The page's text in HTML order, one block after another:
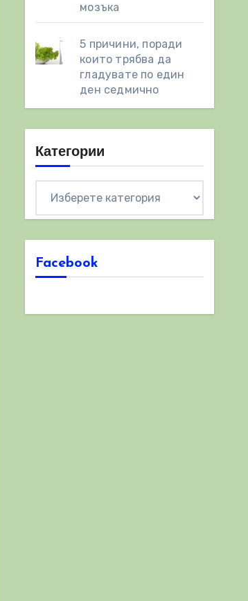
мозъка
5 причини, поради
които трябва да
гладувате по един
ден седмично
Категории
Facebook